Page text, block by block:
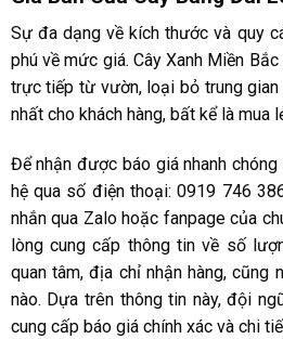
Sự đa dạng về kích thước và quy
phú về mức giá. Cây Xanh Miền
trực tiếp từ vườn, loại bỏ trung
nhất cho khách hàng, bất kể là mua
Để nhận được báo giá nhanh
hệ qua số điện thoại: 0919 746
nhắn qua Zalo hoặc fanpage của
lòng cung cấp thông tin về số
quan tâm, địa chỉ nhận hàng, cũng
nào. Dựa trên thông tin này, đội
cung cấp báo giá chính xác và chi